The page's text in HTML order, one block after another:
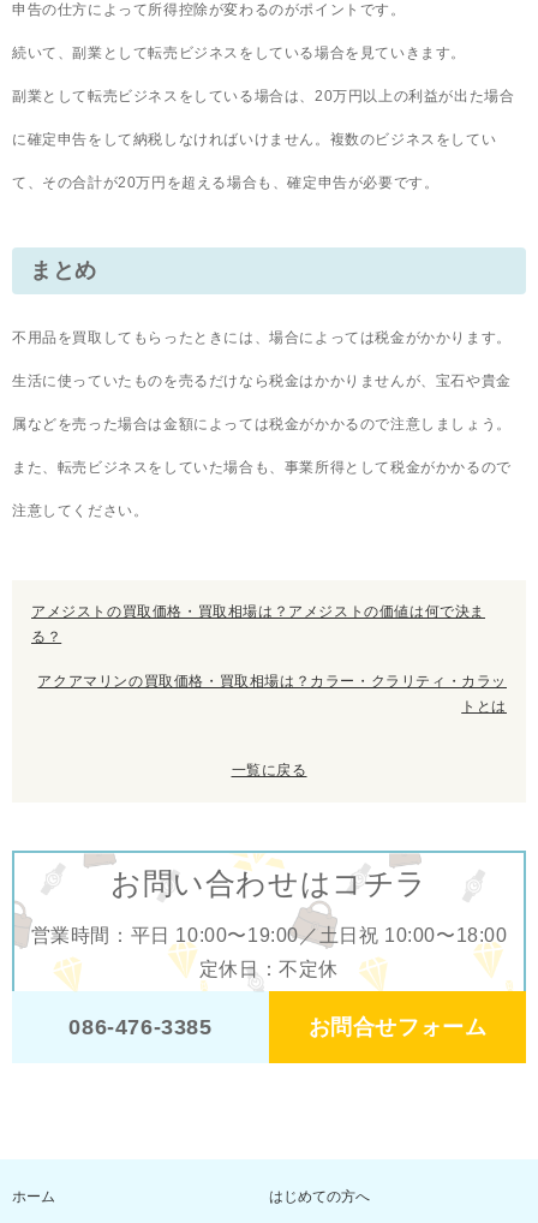
申告の仕方によって所得控除が変わるのがポイントです。
続いて、副業として転売ビジネスをしている場合を見ていきます。
副業として転売ビジネスをしている場合は、20万円以上の利益が出た場合
に確定申告をして納税しなければいけません。複数のビジネスをしてい
て、その合計が20万円を超える場合も、確定申告が必要です。
まとめ
不用品を買取してもらったときには、場合によっては税金がかかります。
生活に使っていたものを売るだけなら税金はかかりませんが、宝石や貴金
属などを売った場合は金額によっては税金がかかるので注意しましょう。
また、転売ビジネスをしていた場合も、事業所得として税金がかかるので
注意してください。
アメジストの買取価格・買取相場は？アメジストの価値は何で決ま
る？
アクアマリンの買取価格・買取相場は？カラー・クラリティ・カラッ
トとは
一覧に戻る
お問い合わせはコチラ
営業時間：平日 10:00〜19:00／土日祝 10:00〜18:00
定休日：不定休
086-476-3385 お問合せフォーム
ホーム はじめての方へ